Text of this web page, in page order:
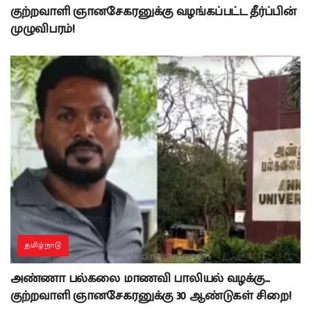
குற்றவாளி ஞானசேகரனுக்கு வழங்கப்பட்ட தீர்ப்பின்
முழுவிபரம்!
தமிழ்நாடு
அண்ணா பல்கலை மாணவி பாலியல் வழக்கு…
குற்றவாளி ஞானசேகரனுக்கு 30 ஆண்டுகள் சிறை!